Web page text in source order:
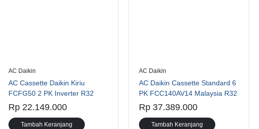
AC Daikin
AC Cassette Daikin Kiriu
FCFG50 2 PK Inverter R32
Rp 22.149.000
Tambah Keranjang
AC Daikin
AC Daikin Cassette Standard 6
PK FCC140AV14 Malaysia R32
Rp 37.389.000
Tambah Keranjang